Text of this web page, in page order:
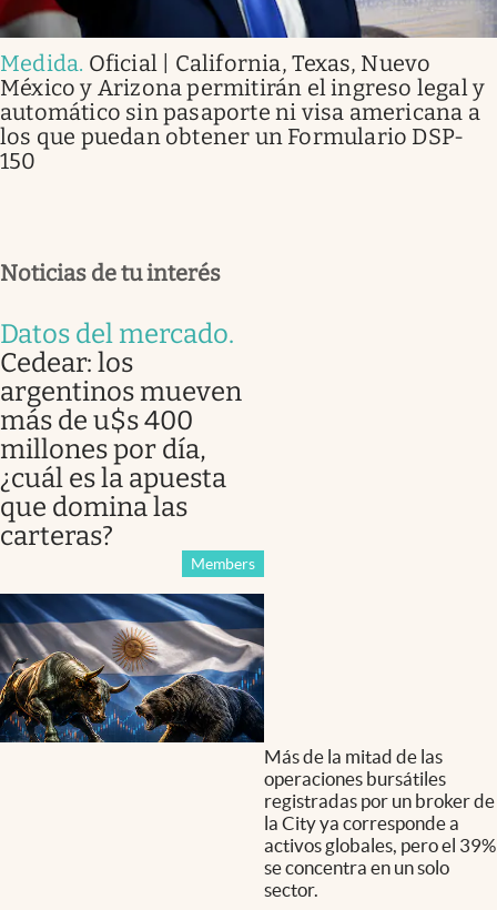
Medida. Oficial | California, Texas, Nuevo
México y Arizona permitirán el ingreso legal y
automático sin pasaporte ni visa americana a
los que puedan obtener un Formulario DSP-
150
Noticias de tu interés
Datos del mercado.
Cedear: los
argentinos mueven
más de u$s 400
millones por día,
¿cuál es la apuesta
que domina las
carteras?
Members
Más de la mitad de las
operaciones bursátiles
registradas por un broker de
la City ya corresponde a
activos globales, pero el 39%
se concentra en un solo
sector.